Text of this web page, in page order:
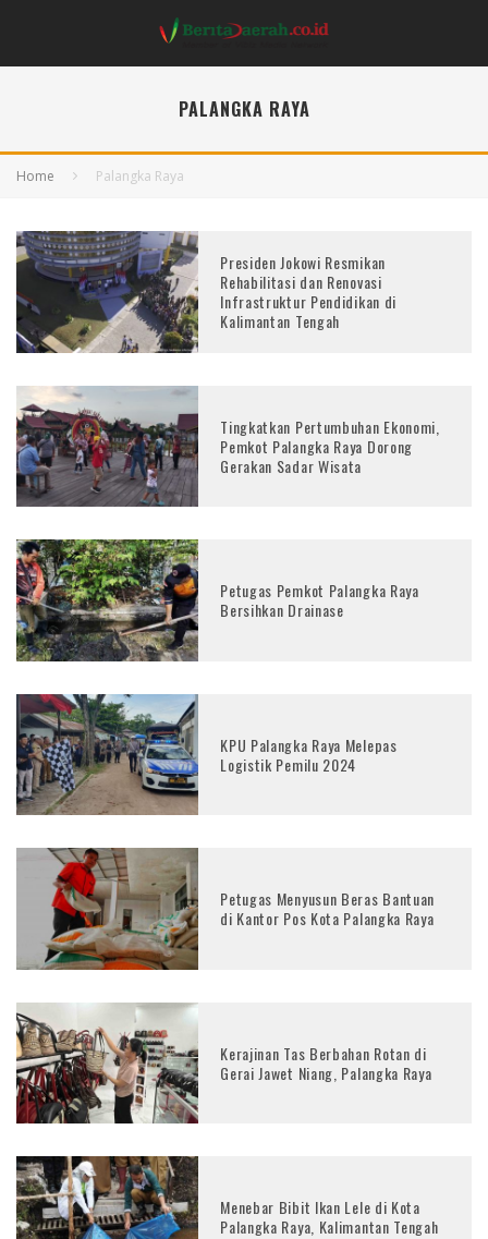
PALANGKA RAYA
Home Palangka Raya
Presiden Jokowi Resmikan
Rehabilitasi dan Renovasi
Infrastruktur Pendidikan di
Kalimantan Tengah
Tingkatkan Pertumbuhan Ekonomi,
Pemkot Palangka Raya Dorong
Gerakan Sadar Wisata
Petugas Pemkot Palangka Raya
Bersihkan Drainase
KPU Palangka Raya Melepas
Logistik Pemilu 2024
Petugas Menyusun Beras Bantuan
di Kantor Pos Kota Palangka Raya
Kerajinan Tas Berbahan Rotan di
Gerai Jawet Niang, Palangka Raya
Menebar Bibit Ikan Lele di Kota
Palangka Raya, Kalimantan Tengah